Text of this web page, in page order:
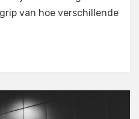
van hoe verschillende